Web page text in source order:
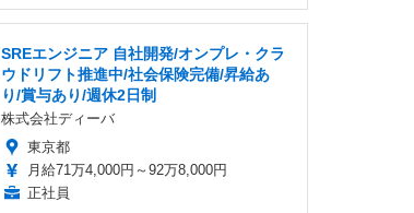
SREエンジニア 自社開発/オンプレ・クラ
ウドリフト推進中/社会保険完備/昇給あ
り/賞与あり/週休2日制
株式会社ディーバ
東京都
月給71万4,000円～92万8,000円
正社員